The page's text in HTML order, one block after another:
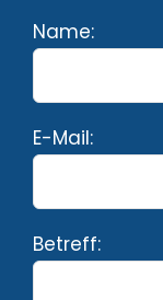
Name:
E-Mail:
Betreff: